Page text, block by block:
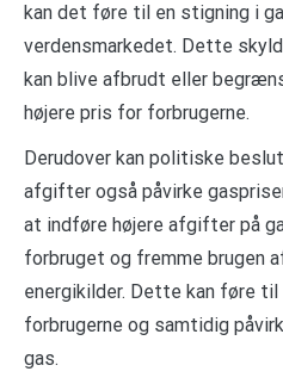
kan det føre til en stigning i
verdensmarkedet. Dette
kan blive afbrudt eller
højere pris for forbrugerne.
Derudover kan politiske
afgifter også påvirke
at indføre højere afgifter på
forbruget og fremme brugen
energikilder. Dette kan føre
forbrugerne og samtidig
gas.